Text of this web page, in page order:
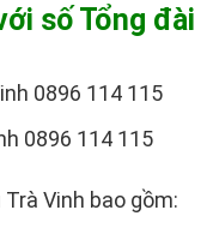
số Tổng đài
0896 114 115
Vinh bao gồm: